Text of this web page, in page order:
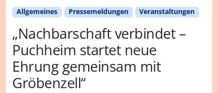
Allgemeines Pressemeldungen Veranstaltungen
„Nachbarschaft verbindet –
Puchheim startet neue
Ehrung gemeinsam mit
Gröbenzell“